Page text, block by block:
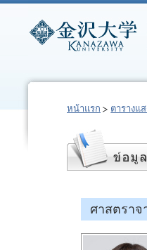
หน้าแรก ตารางแ
ศาสตรา